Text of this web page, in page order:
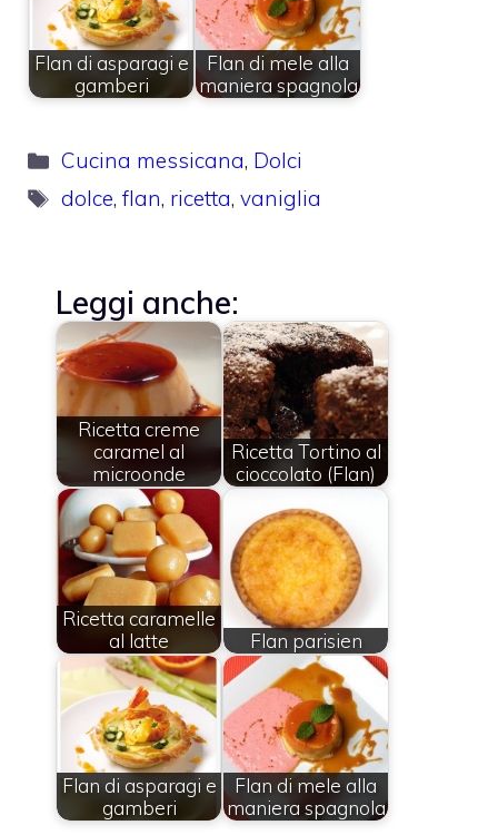
Flan di asparagi e
gamberi
Flan di mele alla
maniera spagnola
Categorie
Cucina messicana, Dolci
Tag
dolce,flan, ricetta,vaniglia
Leggi anche:
Ricetta creme
caramel al
microonde
Ricetta Tortino al
cioccolato (Flan)
Ricetta caramelle
al latte
Flan parisien
Flan di asparagi e
gamberi
Flan di mele alla
maniera spagnola